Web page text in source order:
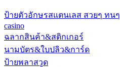
ป้ายตัวอักษรสแตนเลส สวยๆ ทนๆ
casino
ฉลากสินค้า&สติกเกอร์
นามบัตร&ใบปลิว&การ์ด
ป้ายพลาสวูด